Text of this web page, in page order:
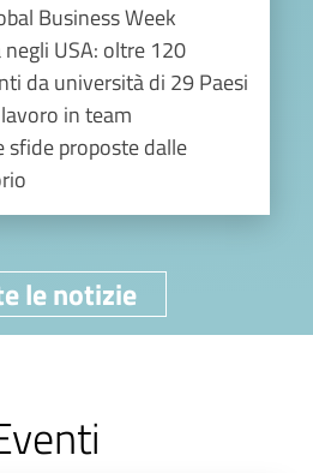
Business Week
USA: oltre 120
da università di 29 Paesi
in team
proposte dalle
le notizie